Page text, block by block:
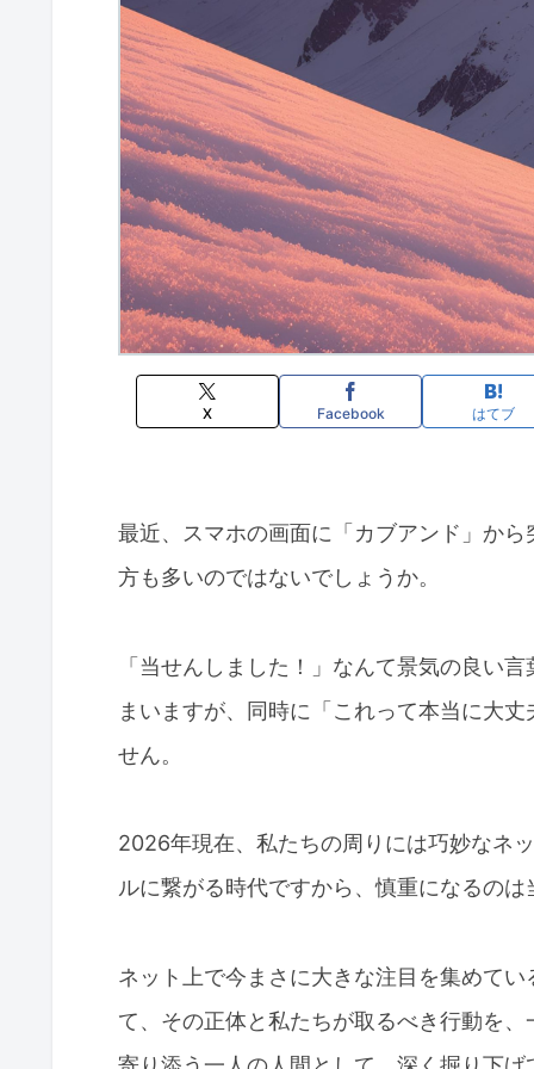
X Facebook はてブ
最近、スマホの画面に「カブアンド」か
方も多いのではないでしょうか。
「当せんしました！」なんて景気の良い
まいますが、同時に「これって本当に大
せん。
2026年現在、私たちの周りには巧妙なネ
ルに繋がる時代ですから、慎重になるの
ネット上で今まさに大きな注目を集めて
て、その正体と私たちが取るべき行動を